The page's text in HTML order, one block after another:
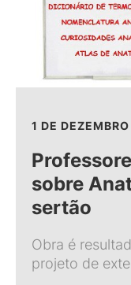
1 DE
sobre
sertão
Obra é
projeto de